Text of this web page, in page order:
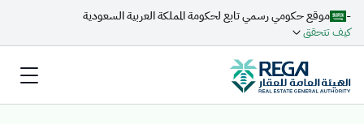
-
موقع حكومي رسمي تابع لحكومة المملكة العربية السعودية
كيف تتحقق